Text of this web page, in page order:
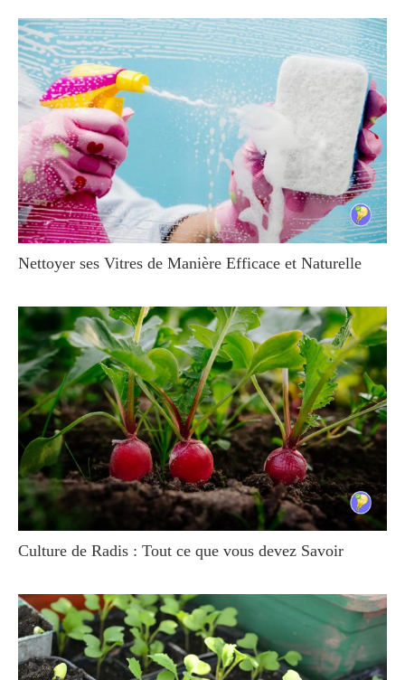
Nettoyer ses Vitres de Manière Efficace et Naturelle
Culture de Radis : Tout ce que vous devez Savoir